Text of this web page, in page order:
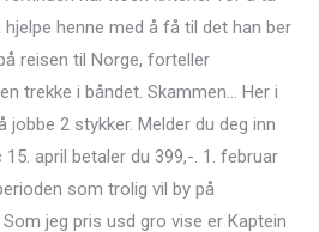
henne med å få til det han ber
reisen til Norge, forteller
trekke i båndet. Skammen… Her i
jobbe 2 stykker. Melder du deg inn
april betaler du 399,-. 1. februar
som trolig vil by på
jeg pris usd gro vise er Kaptein